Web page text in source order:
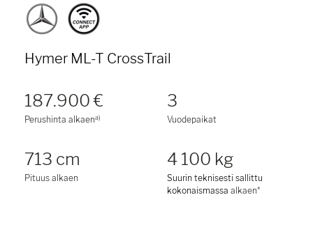
Hymer ML-T CrossTrail
187.900 €
Perushinta alkaena)
3
Vuodepaikat
713 cm
Pituus alkaen
4 100 kg
Suurin teknisesti sallittu
kokonaismassa alkaen*